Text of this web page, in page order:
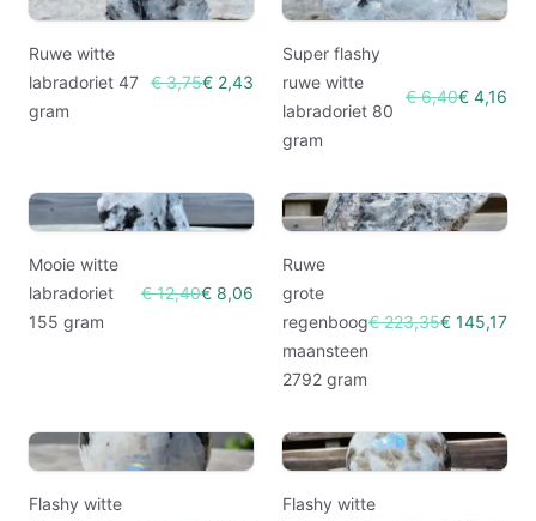
Ruwe witte
labradoriet 47
gram
€ 3,75€ 2,43
Super flashy
ruwe witte
labradoriet 80
gram
€ 6,40€ 4,16
Mooie witte
labradoriet
155 gram
€ 12,40€ 8,06
Ruwe
grote
regenboog
maansteen
2792 gram
€ 223,35€ 145,17
Flashy witte
Flashy witte